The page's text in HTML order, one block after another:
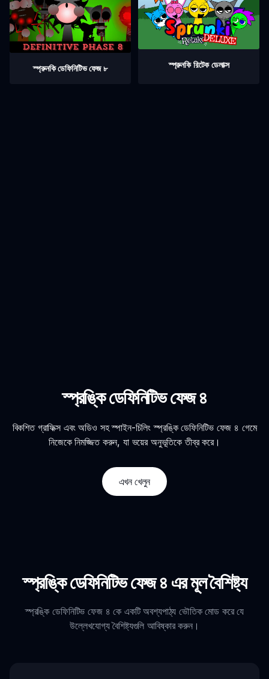
স্প্রুনকি ডেফিনিটিভ ফেজ ৮ স্প্রুনকি রিটেক ডেলাক্স
স্প্রঙ্কি ডেফিনিটিভ ফেজ ৪
বিকশিত গ্রাফিক্স এবং অডিও সহ স্পাইন-চিলিং স্প্রঙ্কি ডেফিনিটিভ ফেজ ৪ গেমে
নিজেকে নিমজ্জিত করুন, যা ভয়ের অনুভূতিকে তীব্র করে।
এখন খেলুন
স্প্রঙ্কি ডেফিনিটিভ ফেজ ৪ এর মূল বৈশিষ্ট্য
স্প্রঙ্কি ডেফিনিটিভ ফেজ ৪ কে একটি অবশ্যপাঠ্য ভৌতিক মোড করে যে
উল্লেখযোগ্য বৈশিষ্ট্যগুলি আবিষ্কার করুন।